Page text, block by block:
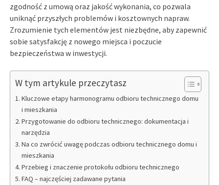
zgodność z umową oraz jakość wykonania, co pozwala
uniknąć przyszłych problemów i kosztownych napraw.
Zrozumienie tych elementów jest niezbędne, aby zapewnić
sobie satysfakcję z nowego miejsca i poczucie
bezpieczeństwa w inwestycji.
W tym artykule przeczytasz
Kluczowe etapy harmonogramu odbioru technicznego domu
i mieszkania
Przygotowanie do odbioru technicznego: dokumentacja i
narzędzia
Na co zwrócić uwagę podczas odbioru technicznego domu i
mieszkania
Przebieg i znaczenie protokołu odbioru technicznego
FAQ – najczęściej zadawane pytania